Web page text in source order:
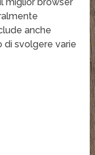
anche
di svolgere varie